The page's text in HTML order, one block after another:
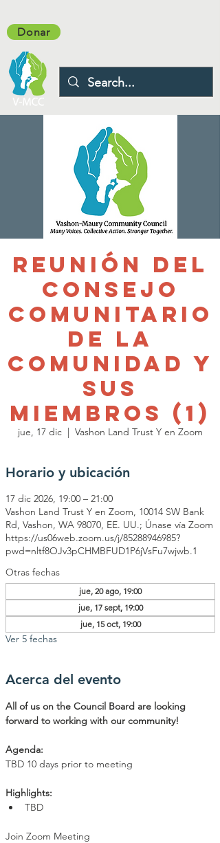
Donar
Reunión del
Consejo
Comunitario
de la
Comunidad y
sus
Miembros (1)
jue, 17 dic
  |
Vashon Land Trust Y en Zoom
Horario y ubicación
17 dic 2026, 19:00 – 21:00
Vashon Land Trust Y en Zoom, 10014 SW Bank
Rd, Vashon, WA 98070, EE. UU.; Únase vía Zoom
https://us06web.zoom.us/j/85288946985?
pwd=nltf8OJv3pCHMBFUD1P6jVsFu7wjwb.1
Otras fechas
jue, 20 ago, 19:00
jue, 17 sept, 19:00
jue, 15 oct, 19:00
Ver 5 fechas
Acerca del evento
All of us on the Council Board are looking
forward to working with our community!
Agenda:
TBD 10 days prior to meeting
Highlights:
TBD
Join Zoom Meeting